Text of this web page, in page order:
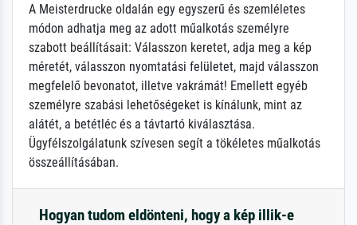
A Meisterdrucke oldalán egy egyszerű és szemléletes
módon adhatja meg az adott műalkotás személyre
szabott beállításait: Válasszon keretet, adja meg a kép
méretét, válasszon nyomtatási felületet, majd válasszon
megfelelő bevonatot, illetve vakrámát! Emellett egyéb
személyre szabási lehetőségeket is kínálunk, mint az
alátét, a betétléc és a távtartó kiválasztása.
Ügyfélszolgálatunk szívesen segít a tökéletes műalkotás
összeállításában.
Hogyan tudom eldönteni, hogy a kép illik-e